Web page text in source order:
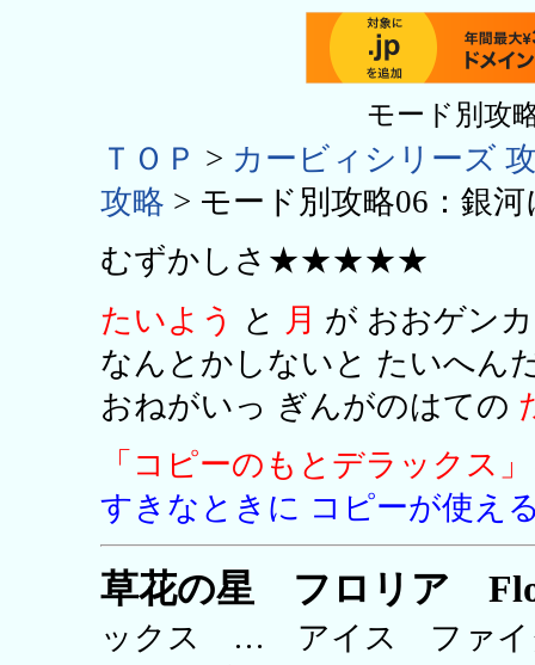
モード別攻
ＴＯＰ > カービィシリーズ
攻略 > モード別攻略06：銀
むずかしさ★★★★★
たいよう
と 月 が おおゲン
なんとかしないと たいへん
おねがいっ ぎんがのはての
「コピーのもとデラックス」
すきなときに コピーが使え
草花の星 フロリア
ックス … アイス ファ